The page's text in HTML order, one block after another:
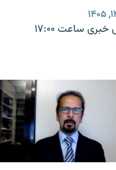
ساعت ۱۷:۰۰